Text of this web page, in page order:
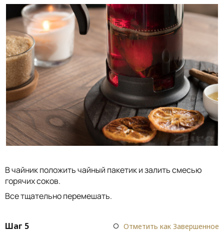
В чайник положить чайный пакетик и залить смесью
горячих соков.
Все тщательно перемешать.
Шаг 5 Отметить как Завершенное